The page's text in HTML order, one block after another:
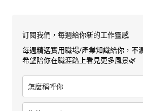
訂閱我們，每週給你新的工作靈感
每週精選實用職場/產業知識給你，不
希望陪你在職涯路上看見更多風景🌿